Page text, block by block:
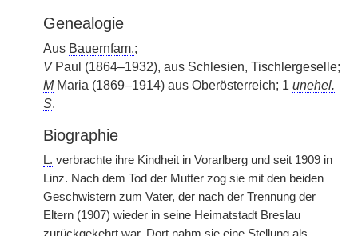
Genealogie
Aus Bauernfam.;
VPaul (1864–1932), aus Schlesien, Tischlergeselle;
MMaria (1869–1914) aus Oberösterreich; 1 unehel.
S.
Biographie
L. verbrachte ihre Kindheit in Vorarlberg und seit 1909 in
Linz. Nach dem Tod der Mutter zog sie mit den beiden
Geschwistern zum Vater, der nach der Trennung der
Eltern (1907) wieder in seine Heimatstadt Breslau